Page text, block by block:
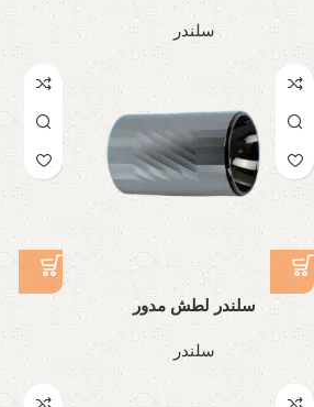
سلندر
سلندر لطش مدور
سلندر